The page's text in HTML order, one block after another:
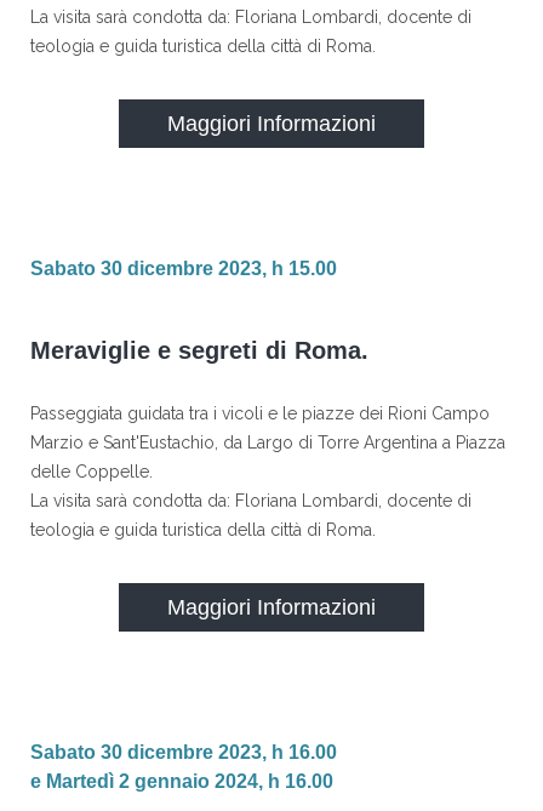
La visita sarà condotta da: Floriana Lombardi, docente di
teologia e guida turistica della città di Roma.
Maggiori Informazioni
Sabato 30 dicembre 2023, h 15.00
Meraviglie e segreti di Roma.
Passeggiata guidata tra i vicoli e le piazze dei Rioni Campo
Marzio e Sant'Eustachio, da Largo di Torre Argentina a Piazza
delle Coppelle.
La visita sarà condotta da: Floriana Lombardi, docente di
teologia e guida turistica della città di Roma.
Maggiori Informazioni
Sabato 30 dicembre 2023, h 16.00
e Martedì 2 gennaio 2024, h 16.00